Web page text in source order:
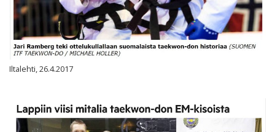
Iltalehti, 26.4.2017